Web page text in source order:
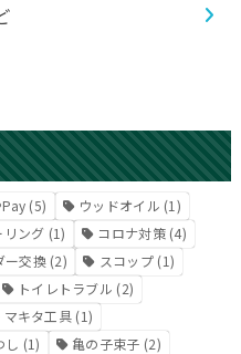
(5) ウッドオイル (1)
リング (1) コロナ対策(4)
ー交換(2) スコップ(1)
トイレトラブル (2)
マキタ工具 (1)
し (1) 亀の子束子 (2)